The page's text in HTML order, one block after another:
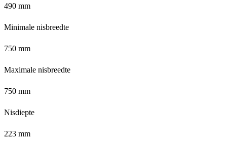
490 mm
Minimale nisbreedte
750 mm
Maximale nisbreedte
750 mm
Nisdiepte
223 mm